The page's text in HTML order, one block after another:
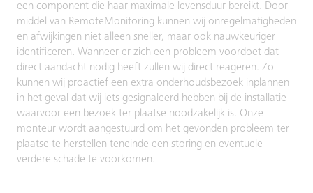
een component die haar maximale levensduur bereikt. Door
middel van RemoteMonitoring kunnen wij onregelmatigheden
en afwijkingen niet alleen sneller, maar ook nauwkeuriger
identificeren. Wanneer er zich een probleem voordoet dat
direct aandacht nodig heeft zullen wij direct reageren. Zo
kunnen wij proactief een extra onderhoudsbezoek inplannen
in het geval dat wij iets gesignaleerd hebben bij de installatie
waarvoor een bezoek ter plaatse noodzakelijk is. Onze
monteur wordt aangestuurd om het gevonden probleem ter
plaatse te herstellen teneinde een storing en eventuele
verdere schade te voorkomen.